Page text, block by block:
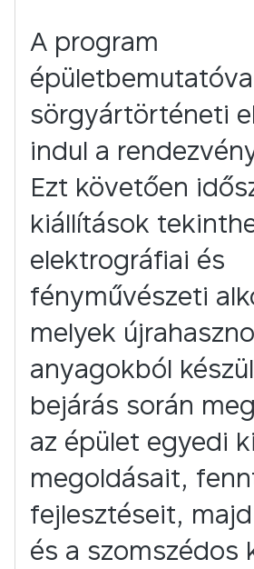
A program
sörgyártörténeti
indul a
Ezt követően
kiállítások
elektrográfiai és
fényművészeti
melyek
anyagokból
bejárás során
az épület egyedi
megoldásait,
fejlesztéseit,
és a szomszédos